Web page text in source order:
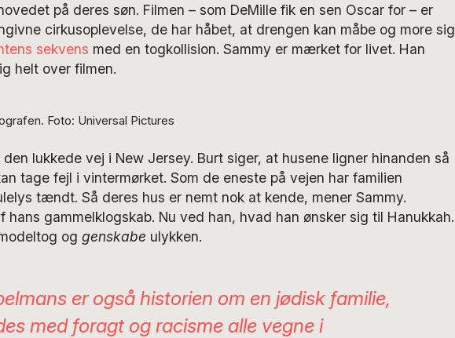
på deres søn. Filmen – som DeMille fik en sen Oscar for – er
cirkusoplevelse, de har håbet, at drengen kan måbe og more sig
sekvens med en togkollision. Sammy er mærket for livet. Han
helt over filmen.
Foto: Universal Pictures
den lukkede vej i New Jersey. Burt siger, at husene ligner hinanden så
tage fejl i vintermørket. Som de eneste på vejen har familien
tændt. Så deres hus er nemt nok at kende, mener Sammy.
hans gammelklogskab. Nu ved han, hvad han ønsker sig til Hanukkah.
og genskabe ulykken.
er også historien om en jødisk familie,
med foragt og racisme alle vegne i